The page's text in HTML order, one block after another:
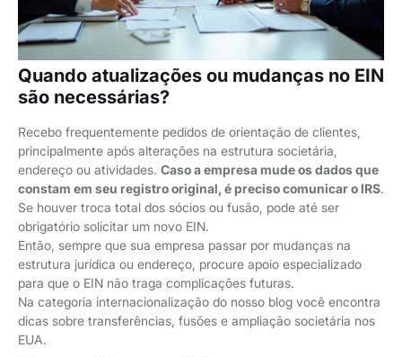
Quando atualizações ou mudanças no EIN
são necessárias?
Recebo frequentemente pedidos de orientação de clientes,
principalmente após alterações na estrutura societária,
endereço ou atividades. Caso a empresa mude os dados que
constam em seu registro original, é preciso comunicar o IRS.
Se houver troca total dos sócios ou fusão, pode até ser
obrigatório solicitar um novo EIN.
Então, sempre que sua empresa passar por mudanças na
estrutura jurídica ou endereço, procure apoio especializado
para que o EIN não traga complicações futuras.
Na categoria internacionalização do nosso blog você encontra
dicas sobre transferências, fusões e ampliação societária nos
EUA.